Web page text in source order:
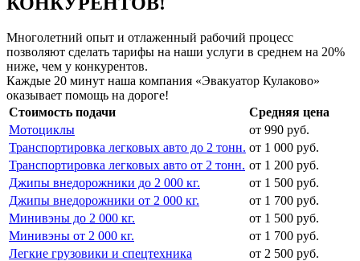
Многолетний опыт и отлаженный рабочий процесс
позволяют сделать тарифы на наши услуги в среднем на 20%
ниже, чем у конкурентов.
Каждые 20 минут наша компания «Эвакуатор Кулаково»
оказывает помощь на дороге!
Стоимость подачи
Средняя цена
Мотоциклы
от 990 руб.
Транспортировка легковых авто до 2 тонн. от 1 000 руб.
Транспортировка легковых авто от 2 тонн. от 1 200 руб.
Джипы внедорожники до 2 000 кг.
от 1 500 руб.
Джипы внедорожники от 2 000 кг.
от 1 700 руб.
Минивэны до 2 000 кг.
от 1 500 руб.
Минивэны от 2 000 кг.
от 1 700 руб.
Легкие грузовики и спецтехника
от 2 500 руб.